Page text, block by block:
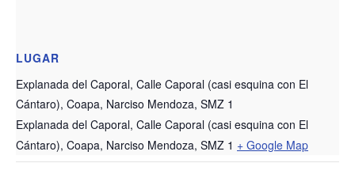
LUGAR
Explanada del Caporal, Calle Caporal (casi esquina con El
Cántaro), Coapa, Narciso Mendoza, SMZ 1
Explanada del Caporal, Calle Caporal (casi esquina con El
Cántaro), Coapa, Narciso Mendoza, SMZ 1 + Google Map